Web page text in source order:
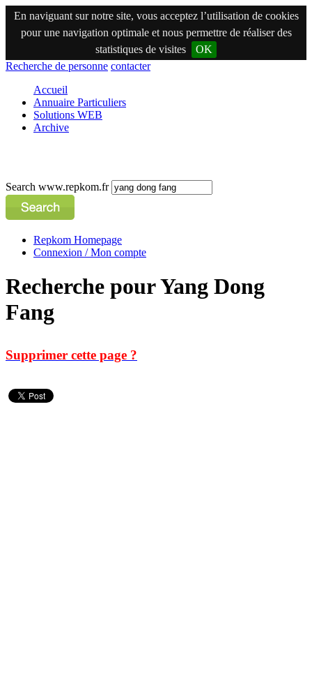
En naviguant sur notre site, vous acceptez l’utilisation de cookies
pour une navigation optimale et nous permettre de réaliser des
statistiques de visites
OK
Recherche de personne contacter
Accueil
Annuaire Particuliers
Solutions WEB
Archive
Search www.repkom.fr
Repkom Homepage
Connexion / Mon compte
Recherche pour Yang Dong
Fang
Supprimer cette page ?